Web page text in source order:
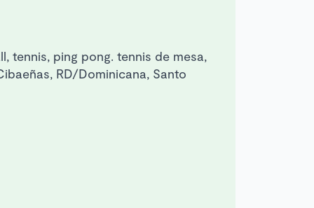
tennis, ping pong. tennis de mesa,
RD/Dominicana, Santo